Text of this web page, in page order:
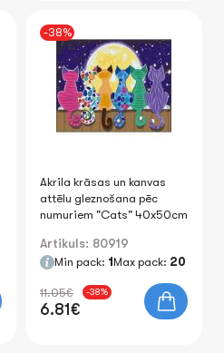
-38%
Akrila krāsas un kanvas
attēlu gleznošana pēc
numuriem "Cats" 40x50cm
Artikuls: 80919
Min pack: 1Max pack: 20
11.05€ -38%
6.81€